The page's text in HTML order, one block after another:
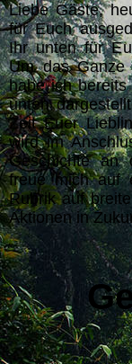
Liebe Gäste,
für Euch
Ihr unten für
Um das Ganze
habe ich bereits
unten
Zeit Euer
wird im
Geschichte an
freue mich auf
Rubrik auf
Aktionen in
G